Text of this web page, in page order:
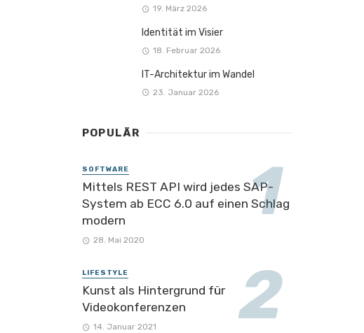
19. März 2026
Identität im Visier
18. Februar 2026
IT-Architektur im Wandel
23. Januar 2026
POPULÄR
SOFTWARE
Mittels REST API wird jedes SAP-
System ab ECC 6.0 auf einen Schlag
modern
28. Mai 2020
LIFESTYLE
Kunst als Hintergrund für
Videokonferenzen
14. Januar 2021